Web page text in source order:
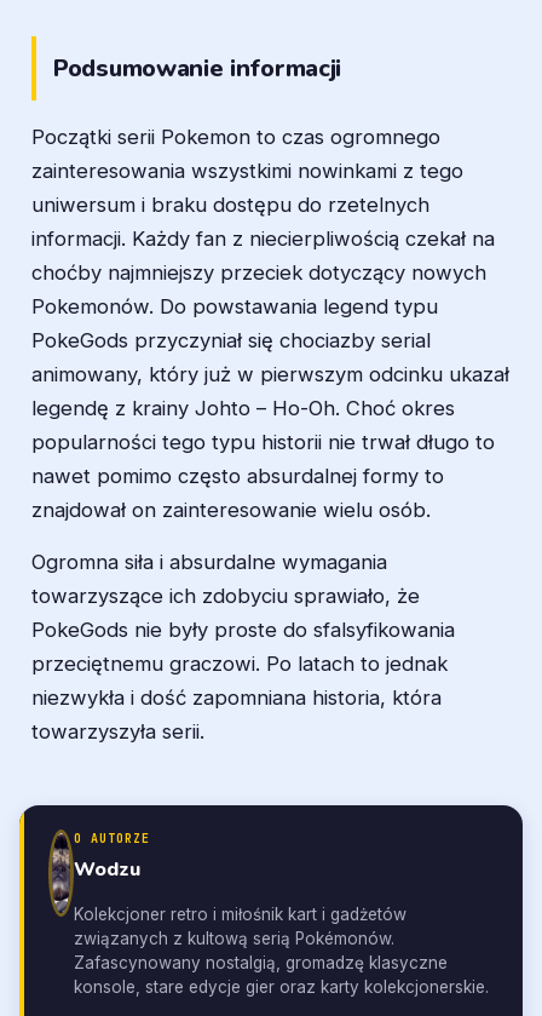
Podsumowanie informacji
Początki serii Pokemon to czas ogromnego
zainteresowania wszystkimi nowinkami z tego
uniwersum i braku dostępu do rzetelnych
informacji. Każdy fan z niecierpliwością czekał na
choćby najmniejszy przeciek dotyczący nowych
Pokemonów. Do powstawania legend typu
PokeGods przyczyniał się chociazby serial
animowany, który już w pierwszym odcinku ukazał
legendę z krainy Johto – Ho-Oh. Choć okres
popularności tego typu historii nie trwał długo to
nawet pomimo często absurdalnej formy to
znajdował on zainteresowanie wielu osób.
Ogromna siła i absurdalne wymagania
towarzyszące ich zdobyciu sprawiało, że
PokeGods nie były proste do sfalsyfikowania
przeciętnemu graczowi. Po latach to jednak
niezwykła i dość zapomniana historia, która
towarzyszyła serii.
O AUTORZE
Wodzu
Kolekcjoner retro i miłośnik kart i gadżetów
związanych z kultową serią Pokémonów.
Zafascynowany nostalgią, gromadzę klasyczne
konsole, stare edycje gier oraz karty kolekcjonerskie.